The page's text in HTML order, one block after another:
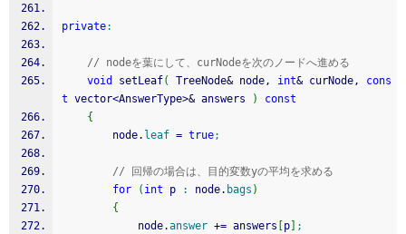
private:
// nodeを葉にして、curNodeを次のノードへ進める
void
setLeaf( TreeNode& node, int& curNode, cons
t vector<AnswerType>& answers )
const
{
		node.
leaf = true;
// 回帰の場合は、目的変数yの平均を求める
for
( int p : node. bags )
{
			node.
answer += answers p
;